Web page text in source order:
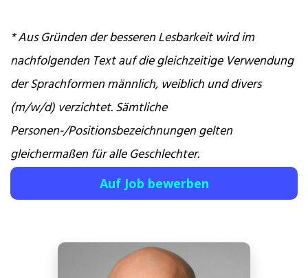
* Aus Gründen der besseren Lesbarkeit wird im
nachfolgenden Text auf die gleichzeitige Verwendung
der Sprachformen männlich, weiblich und divers
(m/w/d) verzichtet. Sämtliche
Personen-/Positionsbezeichnungen gelten
gleichermaßen für alle Geschlechter.
Auf Job bewerben